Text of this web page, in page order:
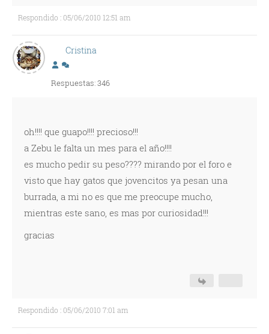
Respondido : 05/06/2010 12:51 am
Cristina
Respuestas: 346
oh!!!! que guapo!!!! precioso!!!
a Zebu le falta un mes para el año!!!!
es mucho pedir su peso???? mirando por el foro e
visto que hay gatos que jovencitos ya pesan una
burrada, a mi no es que me preocupe mucho,
mientras este sano, es mas por curiosidad!!!
gracias
Respondido : 05/06/2010 7:01 am